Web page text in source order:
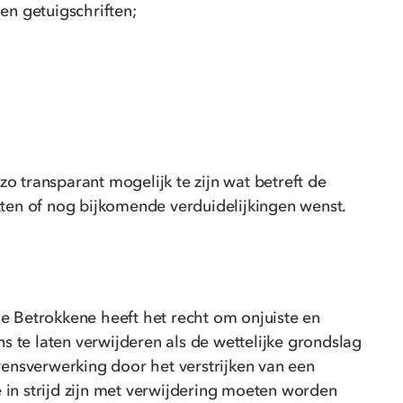
getuigschriften;
transparant mogelijk te zijn wat betreft de
of nog bijkomende verduidelijkingen wenst.
Betrokkene heeft het recht om onjuiste en
te laten verwijderen als de wettelijke grondslag
door het verstrijken van een
strijd zijn met verwijdering moeten worden